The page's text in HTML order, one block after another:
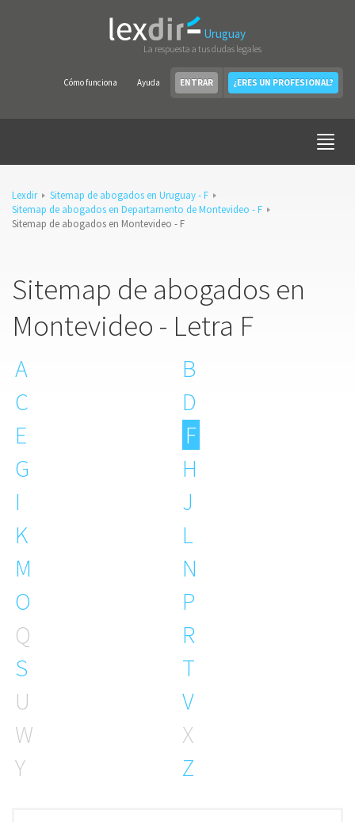
Uruguay
La respuesta a tus dudas legales
Cómo funciona Ayuda ENTRAR ¿ERES UN PROFESIONAL?
Lexdir
Sitemap de abogados en Uruguay - F
Sitemap de abogados en Departamento de Montevideo - F
Sitemap de abogados en Montevideo - F
Sitemap de abogados en
Montevideo - Letra F
A
B
C
D
E
F
G
H
I
J
K
L
M
N
O
P
Q
R
S
T
U
V
W
X
Y
Z